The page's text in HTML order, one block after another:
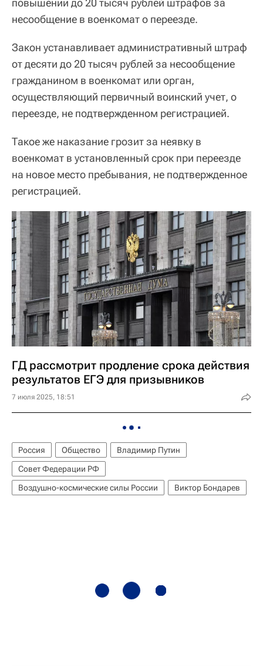
повышении до 20 тысяч рублей штрафов за
несообщение в военкомат о переезде.
Закон устанавливает административный штраф
от десяти до 20 тысяч рублей за несообщение
гражданином в военкомат или орган,
осуществляющий первичный воинский учет, о
переезде, не подтвержденном регистрацией.
Такое же наказание грозит за неявку в
военкомат в установленный срок при переезде
на новое место пребывания, не подтвержденное
регистрацией.
ГД рассмотрит продление срока действия
результатов ЕГЭ для призывников
7 июля 2025, 18:51
Россия Общество
Владимир Путин
Совет Федерации РФ
Воздушно-космические силы России
Виктор Бондарев